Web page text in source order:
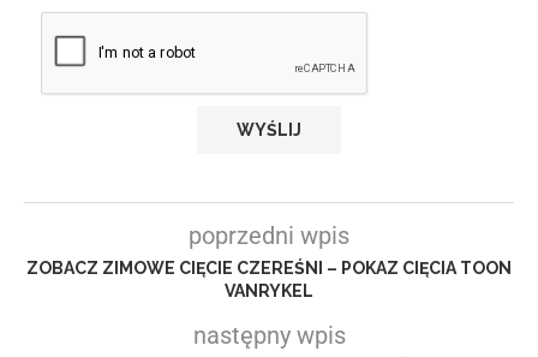
poprzedni wpis
ZOBACZ ZIMOWE CIĘCIE CZEREŚNI – POKAZ CIĘCIA TOON
VANRYKEL
następny wpis